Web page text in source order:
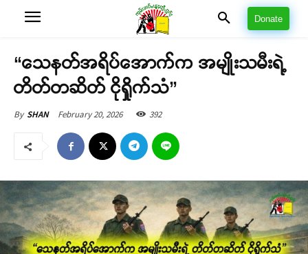
Donate
“သေနတ်အရိပ်အောက်က အမျိုးသမီးရဲ့
တိတ်တဆိတ် ငိုရှိုက်သံ”
By SHAN February 20, 2026 392